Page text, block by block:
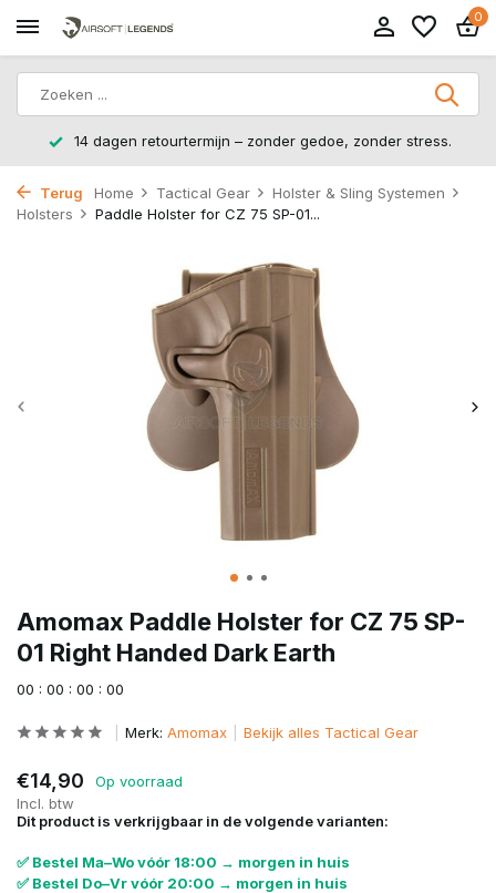
0
14 dagen retourtermijn – zonder gedoe, zonder stress.
Terug Home Tactical Gear
Holster & Sling Systemen
Holsters
Paddle Holster for CZ 75 SP-01...
Amomax Paddle Holster for CZ 75 SP-
01 Right Handed Dark Earth
00 : 00 : 00 : 00
Merk: Amomax Bekijk alles Tactical Gear
€14,90
Op voorraad
Incl. btw
Dit product is verkrijgbaar in de volgende varianten:
✅ Bestel Ma–Wo vóór 18:00 → morgen in huis
✅ Bestel Do–Vr vóór 20:00 → morgen in huis